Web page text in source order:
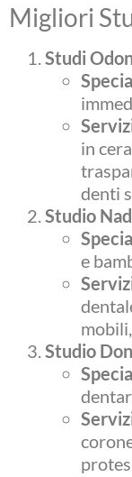
Migliori
Studi
in
denti
Studio
e
Studio